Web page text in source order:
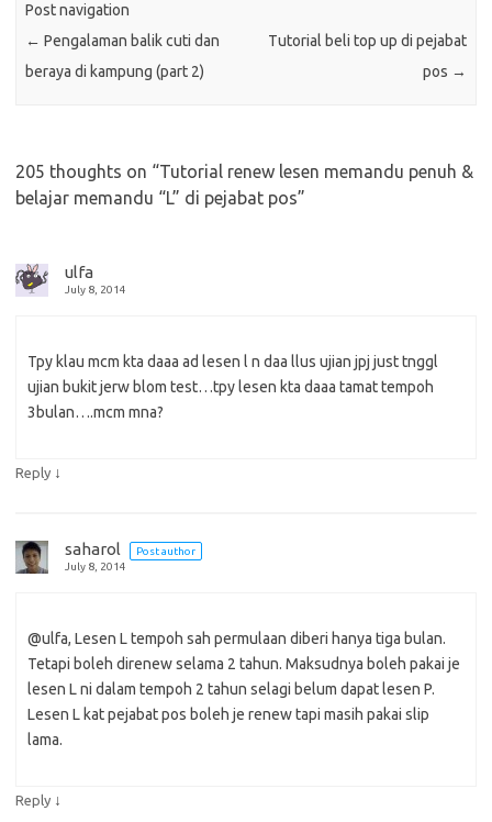
Post navigation
← Pengalaman balik cuti dan
beraya di kampung (part 2)
Tutorial beli top up di pejabat
pos →
205 thoughts on “Tutorial renew lesen memandu penuh &
belajar memandu “L” di pejabat pos”
ulfa
July 8, 2014
Tpy klau mcm kta daaa ad lesen l n daa llus ujian jpj just tnggl
ujian bukit jerw blom test…tpy lesen kta daaa tamat tempoh
3bulan….mcm mna?
Reply ↓
saharol
Post author
July 8, 2014
@ulfa, Lesen L tempoh sah permulaan diberi hanya tiga bulan.
Tetapi boleh direnew selama 2 tahun. Maksudnya boleh pakai je
lesen L ni dalam tempoh 2 tahun selagi belum dapat lesen P.
Lesen L kat pejabat pos boleh je renew tapi masih pakai slip
lama.
Reply ↓